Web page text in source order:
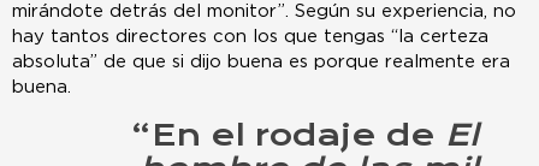
mirándote detrás del monitor”. Según su experiencia, no
hay tantos directores con los que tengas “la certeza
absoluta” de que si dijo buena es porque realmente era
buena.
“En el rodaje de El